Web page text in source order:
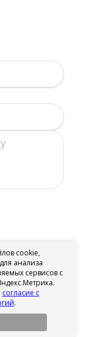
Согласие
данных в
в
cookie,
анализа
сервисов с
согласие с
.